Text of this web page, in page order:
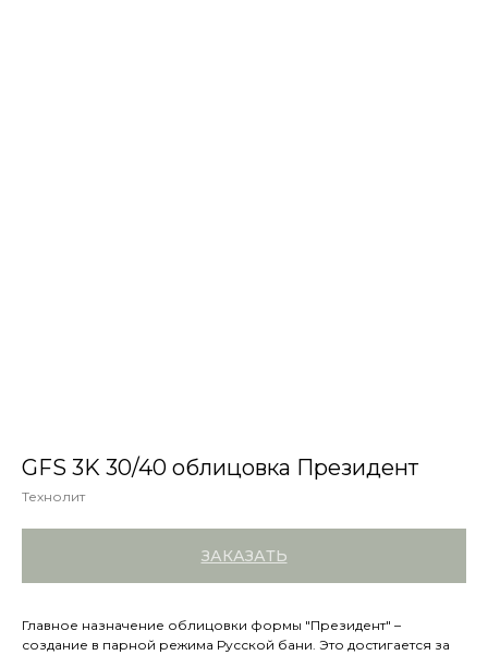
GFS 3K 30/40 облицовка Президент
Технолит
ЗАКАЗАТЬ
Главное назначение облицовки формы "Президент" –
создание в парной режима Русской бани. Это достигается за